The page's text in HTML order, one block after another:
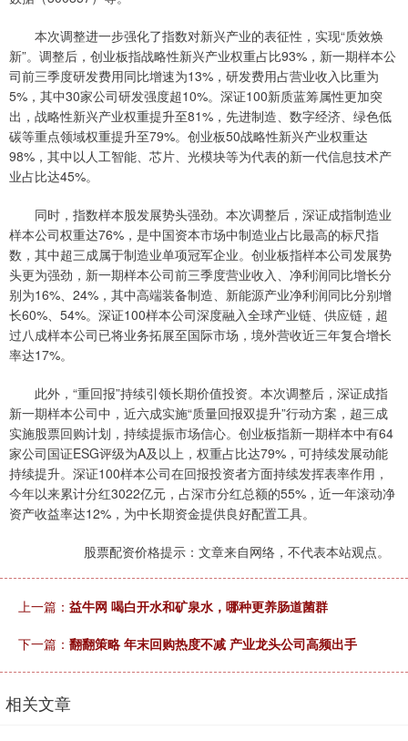
本次调整进一步强化了指数对新兴产业的表征性，实现“质效焕
新”。调整后，创业板指战略性新兴产业权重占比93%，新一期样本公
司前三季度研发费用同比增速为13%，研发费用占营业收入比重为
5%，其中30家公司研发强度超10%。深证100新质蓝筹属性更加突
出，战略性新兴产业权重提升至81%，先进制造、数字经济、绿色低
碳等重点领域权重提升至79%。创业板50战略性新兴产业权重达
98%，其中以人工智能、芯片、光模块等为代表的新一代信息技术产
业占比达45%。
同时，指数样本股发展势头强劲。本次调整后，深证成指制造业
样本公司权重达76%，是中国资本市场中制造业占比最高的标尺指
数，其中超三成属于制造业单项冠军企业。创业板指样本公司发展势
头更为强劲，新一期样本公司前三季度营业收入、净利润同比增长分
别为16%、24%，其中高端装备制造、新能源产业净利润同比分别增
长60%、54%。深证100样本公司深度融入全球产业链、供应链，超
过八成样本公司已将业务拓展至国际市场，境外营收近三年复合增长
率达17%。
此外，“重回报”持续引领长期价值投资。本次调整后，深证成指
新一期样本公司中，近六成实施“质量回报双提升”行动方案，超三成
实施股票回购计划，持续提振市场信心。创业板指新一期样本中有64
家公司国证ESG评级为A及以上，权重占比达79%，可持续发展动能
持续提升。深证100样本公司在回报投资者方面持续发挥表率作用，
今年以来累计分红3022亿元，占深市分红总额的55%，近一年滚动净
资产收益率达12%，为中长期资金提供良好配置工具。
股票配资价格提示：文章来自网络，不代表本站观点。
上一篇： 益牛网 喝白开水和矿泉水，哪种更养肠道菌群
下一篇： 翻翻策略 年末回购热度不减 产业龙头公司高频出手
相关文章